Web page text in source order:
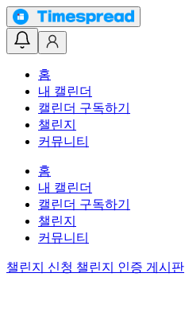
홈
내 캘린더
캘린더 구독하기
챌린지
커뮤니티
홈
내 캘린더
캘린더 구독하기
챌린지
커뮤니티
챌린지 신청 챌린지 인증 게시판